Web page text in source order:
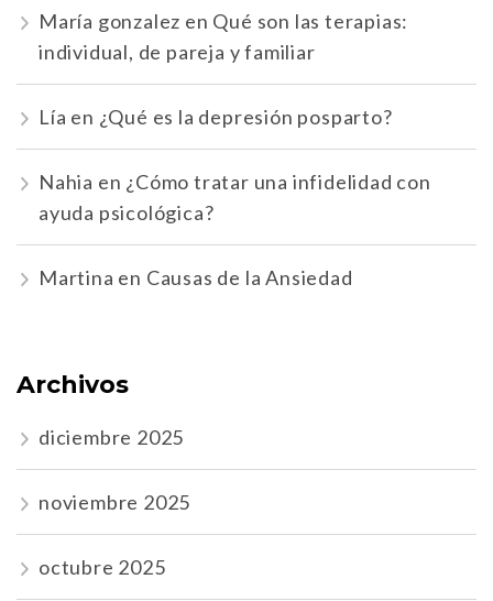
María gonzalez en Qué son las terapias:
individual, de pareja y familiar
Lía en ¿Qué es la depresión posparto?
Nahia en ¿Cómo tratar una infidelidad con
ayuda psicológica?
Martina en Causas de la Ansiedad
Archivos
diciembre 2025
noviembre 2025
octubre 2025